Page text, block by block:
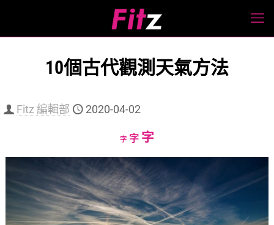
10個古代觀測天氣方法
Fitz 編輯部 2020-04-02
字Decrease
size.
字Reset
size.
字Increase
size.